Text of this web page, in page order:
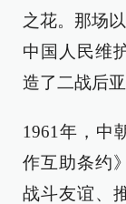
之花。那场
中国人民维
造了二战后
1961年，中
作互助条约
战斗友谊、